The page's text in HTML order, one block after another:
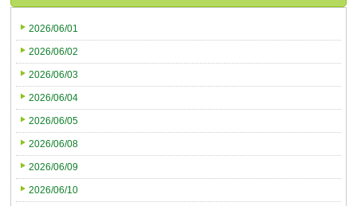
2026/06/01
2026/06/02
2026/06/03
2026/06/04
2026/06/05
2026/06/08
2026/06/09
2026/06/10